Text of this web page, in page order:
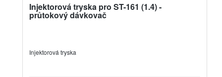
Injektorová tryska pro ST-161 (1.4) -
průtokový dávkovač
Injektorová tryska